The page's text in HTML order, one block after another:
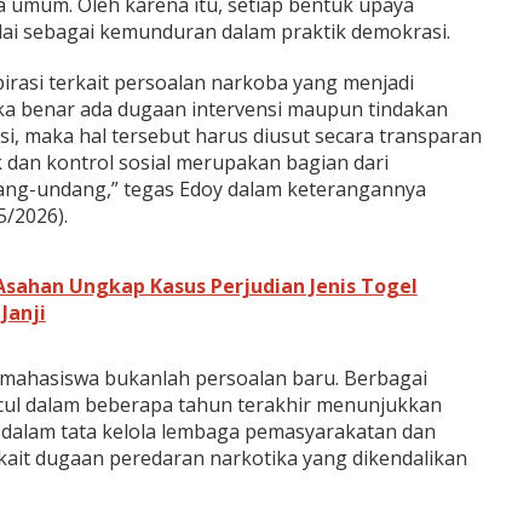
sebagai kemunduran dalam praktik demokrasi.
terkait persoalan narkoba yang menjadi
benar ada dugaan intervensi maupun tindakan
maka hal tersebut harus diusut secara transparan
kontrol sosial merupakan bagian dari
undang,” tegas Edoy dalam keterangannya
2026).
Ungkap Kasus Perjudian Jenis Togel
bukanlah persoalan baru. Berbagai
dalam beberapa tahun terakhir menunjukkan
tata kelola lembaga pemasyarakatan dan
dugaan peredaran narkotika yang dikendalikan